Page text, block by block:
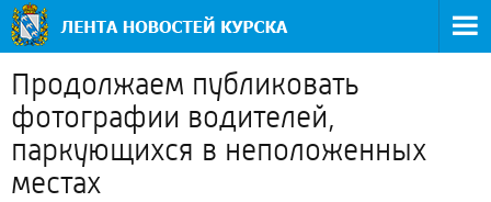
Продолжаем публиковать
фотографии водителей,
паркующихся в неположенных
местах